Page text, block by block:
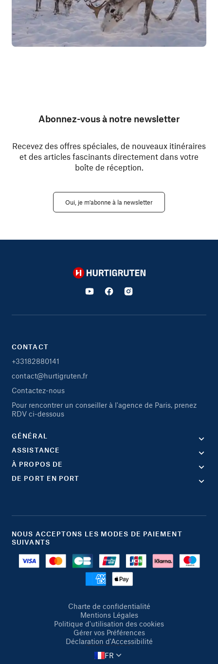
Abonnez-vous à notre newsletter
Recevez des offres spéciales, de nouveaux itinéraires
et des articles fascinants directement dans votre
boîte de réception.
Oui, je m'abonne à la newsletter
Hurtigruten
CONTACT
+33182880141
contact@hurtigruten.fr
Contactez-nous
Pour rencontrer un conseiller à l'agence de Paris, prenez
RDV ci-dessous
GÉNÉRAL
ASSISTANCE
À PROPOS DE
DE PORT EN PORT
NOUS ACCEPTONS LES MODES DE PAIEMENT
SUIVANTS
Charte de confidentialité
Mentions Légales
Politique d'utilisation des cookies
Gérer vos Préférences
Déclaration d'Accessibilité
FR